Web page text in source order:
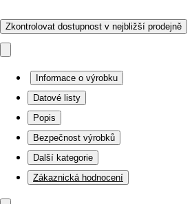
Zkontrolovat dostupnost v nejbližší prodejně
Informace o výrobku
Datové listy
Popis
Bezpečnost výrobků
Další kategorie
Zákaznická hodnocení